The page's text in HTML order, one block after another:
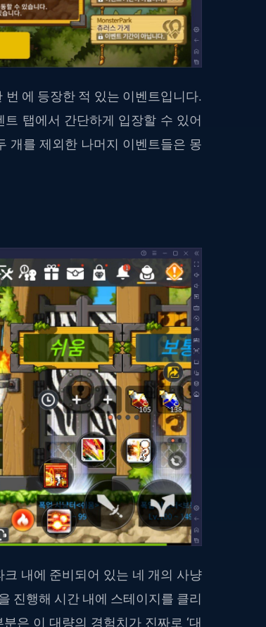
에 등장한 적 있는 이벤트입니다.
탭에서 간단하게 입장할 수 있어
개를 제외한 나머지 이벤트들은 몽
내에 준비되어 있는 네 개의 사냥
진행해 시간 내에 스테이지를 클리
은 이 대량의 경험치가 진짜로 ‘대